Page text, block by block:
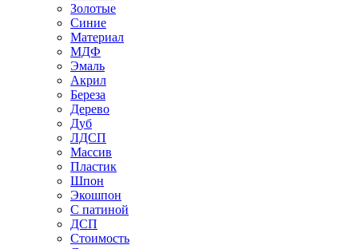
Золотые
Синие
Материал
МДФ
Эмаль
Акрил
Береза
Дерево
Дуб
ЛДСП
Массив
Пластик
Шпон
Экошпон
С патиной
ДСП
Стоимость